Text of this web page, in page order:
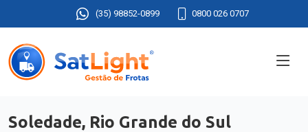
(35) 98852-0899 0800 026 0707
Soledade, Rio Grande do Sul